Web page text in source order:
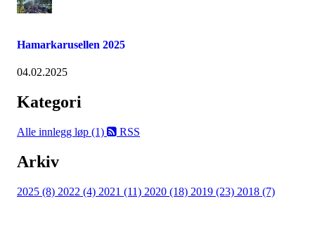
Hamarkarusellen 2025
04.02.2025
Kategori
Alle innlegg løp (1) RSS
Arkiv
2025 (8) 2022 (4) 2021 (11) 2020 (18) 2019 (23) 2018 (7)